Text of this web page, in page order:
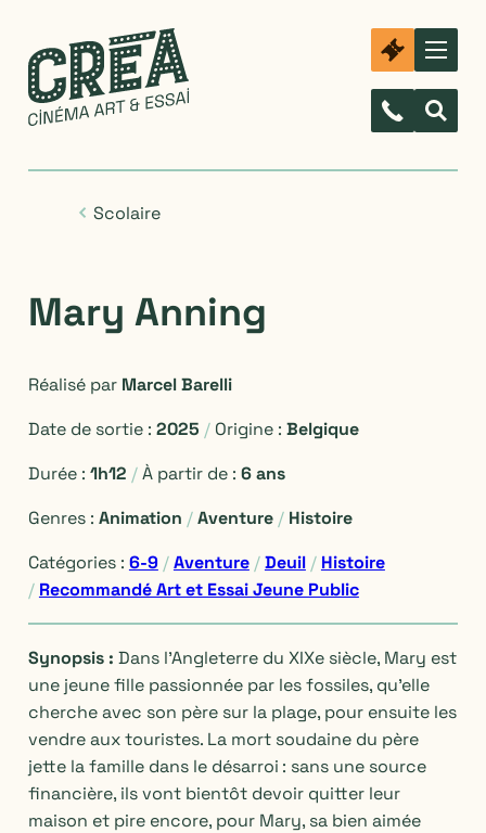
Scolaire
Mary Anning
Réalisé par Marcel Barelli
Date de sortie : 2025 /Origine : Belgique
Durée : 1h12 /À partir de : 6 ans
Genres : Animation /Aventure / Histoire
Catégories : 6-9 /Aventure /Deuil / Histoire
/ Recommandé Art et Essai Jeune Public
Synopsis : Dans l’Angleterre du XIXe siècle, Mary est
une jeune fille passionnée par les fossiles, qu’elle
cherche avec son père sur la plage, pour ensuite les
vendre aux touristes. La mort soudaine du père
jette la famille dans le désarroi : sans une source
financière, ils vont bientôt devoir quitter leur
maison et pire encore, pour Mary, sa bien aimée